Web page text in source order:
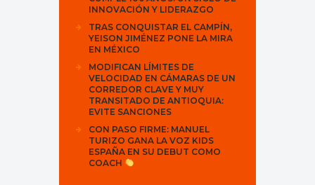
INNOVACIÓN Y LIDERAZGO
TRAS CONQUISTAR EL CAMPÍN,
YEISON JIMÉNEZ PONE LA MIRA
EN MÉXICO
MODIFICAN LÍMITES DE
VELOCIDAD EN CÁMARAS DE UN
CORREDOR CLAVE Y MUY
TRANSITADO DE ANTIOQUIA:
EVITE SANCIONES
CON PASO FIRME: MANUEL
TURIZO GANA LA VOZ KIDS
ESPAÑA EN SU DEBUT COMO
COACH